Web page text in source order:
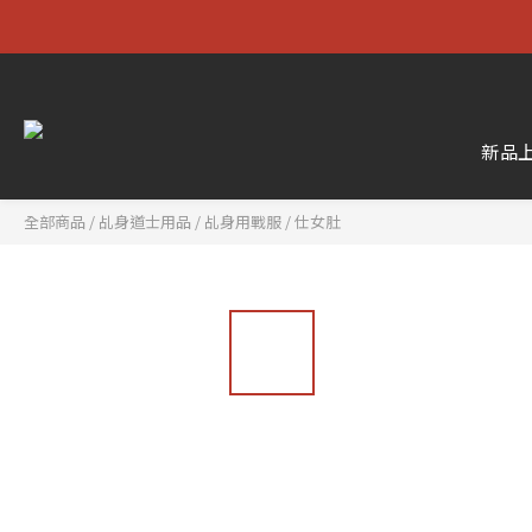
新品
全部商品 / 乩身道士用品 / 乩身用戰服 /仕女肚